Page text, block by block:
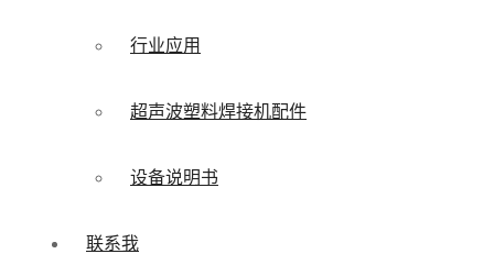
行业应用
超声波塑料焊接机配件
设备说明书
联系我